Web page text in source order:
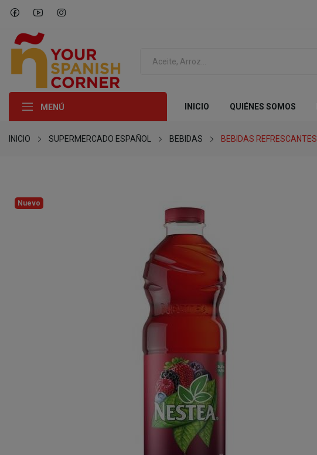
MENÚ INICIO QUIÉNES SOMOS
INICIO SUPERMERCADO ESPAÑOL BEBIDAS BEBIDAS REFRESCANTES
Nuevo